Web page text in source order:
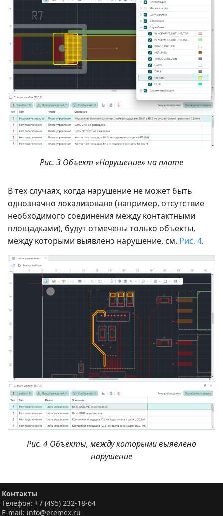
Рис. 3 Объект «Нарушение» на плате
В тех случаях, когда нарушение не может быть
однозначно локализовано (например, отсутствие
необходимого соединения между контактными
площадками), будут отмечены только объекты,
между которыми выявлено нарушение, см. Рис. 4.
Рис. 4 Объекты, между которыми выявлено
нарушение
Контакты
Телефон: +7 (495) 232-18-64
E-mail: info@eremex.ru